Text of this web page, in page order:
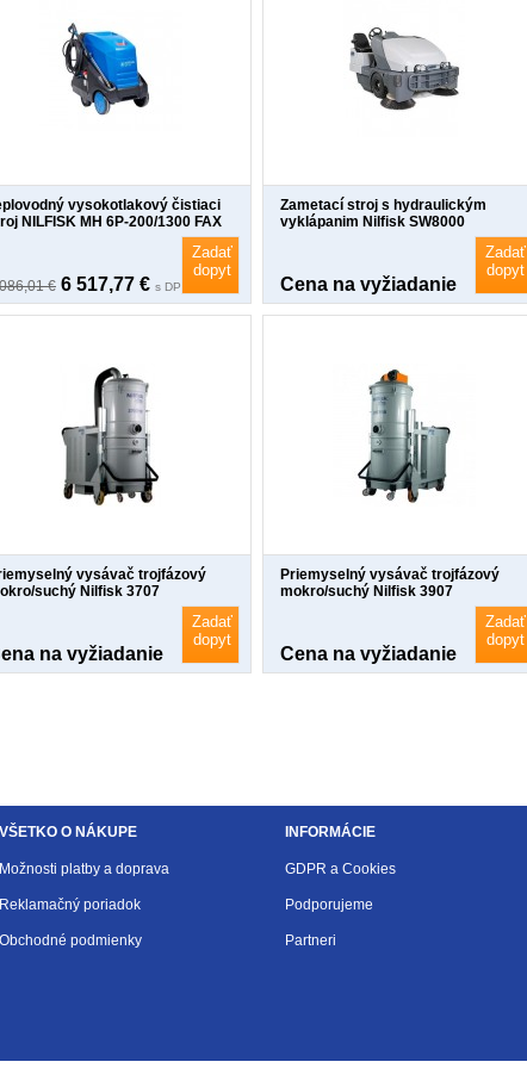
vysokotlakový čistiaci
NILFISK MH 6P-200/1300 FAX
€ 6 517,77 € s DPH
Zadať
dopyt
Zametací stroj s hydraulickým
vyklápanim Nilfisk SW8000
Cena na vyžiadanie
Zadať
dopyt
vysávač trojfázový
suchý Nilfisk 3707
na vyžiadanie
Zadať
dopyt
Priemyselný vysávač trojfázový
mokro/suchý Nilfisk 3907
Cena na vyžiadanie
Zadať
dopyt
VŠETKO O NÁKUPE
Možnosti platby a doprava
Reklamačný poriadok
Obchodné podmienky
INFORMÁCIE
GDPR a Cookies
Podporujeme
Partneri